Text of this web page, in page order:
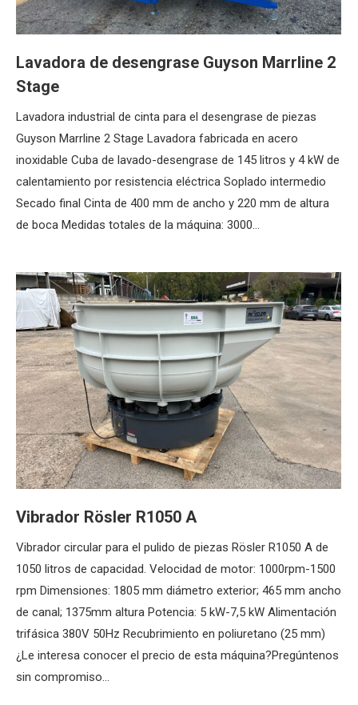
Lavadora de desengrase Guyson Marrline 2
Stage
Lavadora industrial de cinta para el desengrase de piezas
Guyson Marrline 2 Stage Lavadora fabricada en acero
inoxidable Cuba de lavado-desengrase de 145 litros y 4 kW de
calentamiento por resistencia eléctrica Soplado intermedio
Secado final Cinta de 400 mm de ancho y 220 mm de altura
de boca Medidas totales de la máquina: 3000…
Vibrador Rösler R1050 A
Vibrador circular para el pulido de piezas Rösler R1050 A de
1050 litros de capacidad. Velocidad de motor: 1000rpm-1500
rpm Dimensiones: 1805 mm diámetro exterior; 465 mm ancho
de canal; 1375mm altura Potencia: 5 kW-7,5 kW Alimentación
trifásica 380V 50Hz Recubrimiento en poliuretano (25 mm)
¿Le interesa conocer el precio de esta máquina?Pregúntenos
sin compromiso…